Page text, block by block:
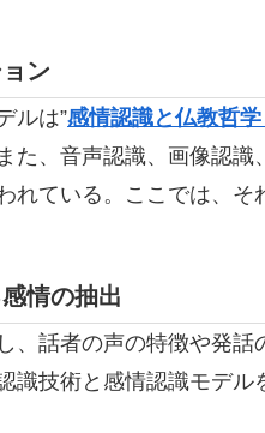
ン
ルは”感情認識と仏教哲
た、音声認識、画像認
れている。ここでは、そ
情の抽出
、話者の声の特徴や発
識技術と感情認識モデ